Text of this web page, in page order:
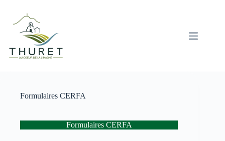
contenu
Formulaires CERFA
Formulaires CERFA